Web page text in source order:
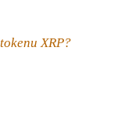
XRP?